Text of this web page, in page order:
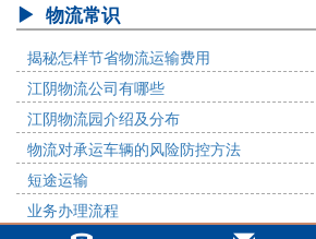
物流常识
揭秘怎样节省物流运输费用
江阴物流公司有哪些
江阴物流园介绍及分布
物流对承运车辆的风险防控方法
短途运输
业务办理流程